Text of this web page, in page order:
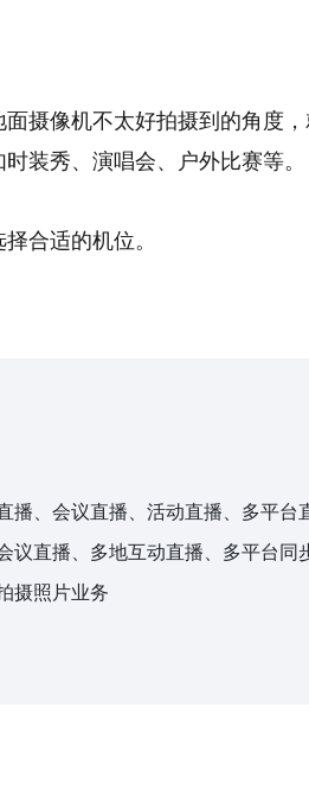
摄像机不太好拍摄到的角度
装秀、演唱会、户外比赛等。
合适的机位。
播、会议直播、活动直播、多平台
议直播、多地互动直播、多平台同
摄照片业务